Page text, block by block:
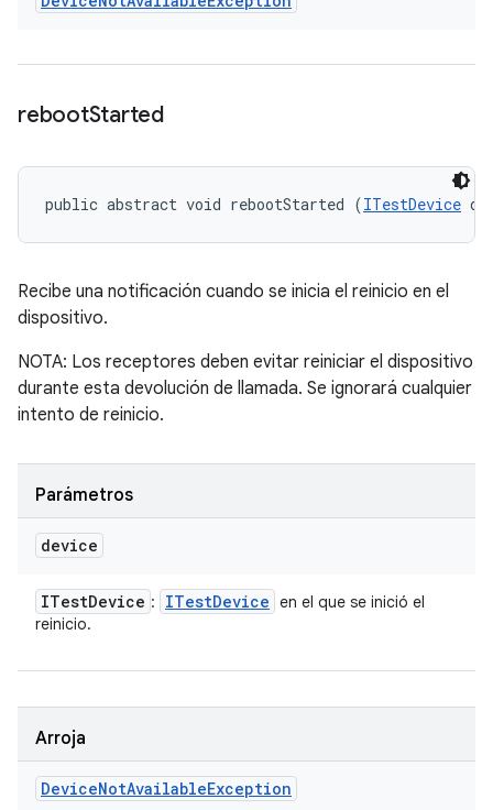
rebootStarted
public abstract void rebootStarted (ITestDevice
Recibe una notificación cuando se inicia el reinicio en el
dispositivo.
NOTA: Los receptores deben evitar reiniciar el dispositivo
durante esta devolución de llamada. Se ignorará cualquier
intento de reinicio.
Parámetros
device
ITestDevice : ITestDevice en el que se inició el
reinicio.
Arroja
DeviceNotAvailableException